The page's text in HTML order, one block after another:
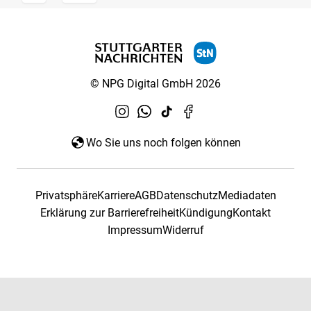
© NPG Digital GmbH 2026
Wo Sie uns noch folgen können
PrivatsphäreKarriereAGBDatenschutzMediadaten
Erklärung zur BarrierefreiheitKündigungKontakt
ImpressumWiderruf